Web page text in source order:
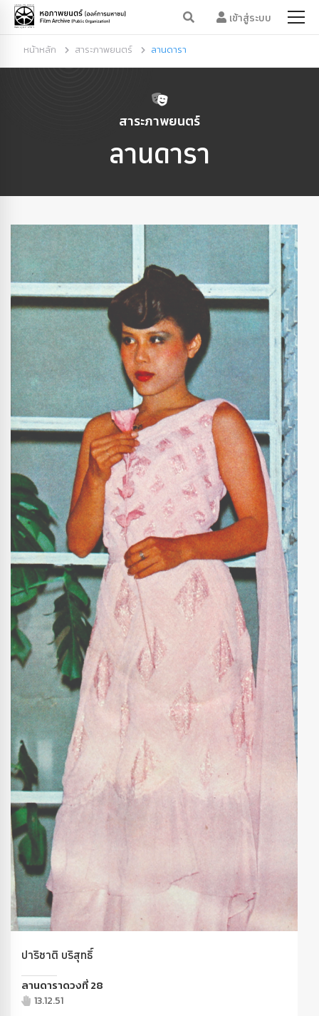
เข้าสู่ระบบ
หน้าหลัก สาระภาพยนตร์ ลานดารา
สาระภาพยนตร์
ลานดารา
ปาริชาติ บริสุทธิ์
ลานดาราดวงที่ 28
13.12.51